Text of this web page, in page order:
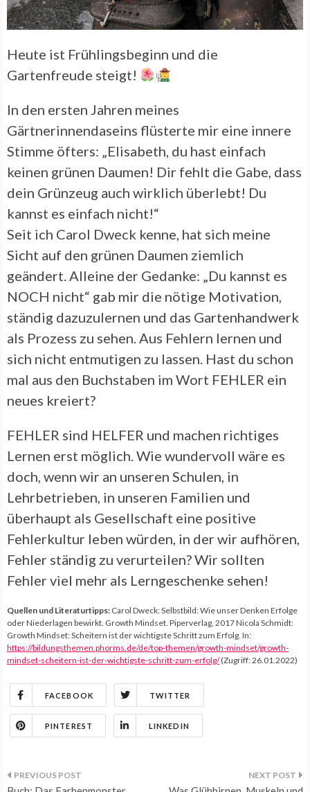
Heute ist Frühlingsbeginn und die
Gartenfreude steigt!
In den ersten Jahren meines
Gärtnerinnendaseins flüsterte mir eine innere
Stimme öfters: „Elisabeth, du hast einfach
keinen grünen Daumen! Dir fehlt die Gabe, dass
dein Grünzeug auch wirklich überlebt! Du
kannst es einfach nicht!“
Seit ich Carol Dweck kenne, hat sich meine
Sicht auf den grünen Daumen ziemlich
geändert. Alleine der Gedanke: „Du kannst es
NOCH nicht“ gab mir die nötige Motivation,
ständig dazuzulernen und das Gartenhandwerk
als Prozess zu sehen. Aus Fehlern lernen und
sich nicht entmutigen zu lassen. Hast du schon
mal aus den Buchstaben im Wort FEHLER ein
neues kreiert?
FEHLER sind HELFER und machen richtiges
Lernen erst möglich. Wie wundervoll wäre es
doch, wenn wir an unseren Schulen, in
Lehrbetrieben, in unseren Familien und
überhaupt als Gesellschaft eine positive
Fehlerkultur leben würden, in der wir aufhören,
Fehler ständig zu verurteilen? Wir sollten
Fehler viel mehr als Lerngeschenke sehen!
Quellen und Literaturtipps: Carol Dweck: Selbstbild: Wie unser Denken Erfolge
oder Niederlagen bewirkt. Growth Mindset. Piperverlag, 2017 Nicola Schmidt:
Growth Mindset: Scheitern ist der wichtigste Schritt zum Erfolg. In:
https://bildungsthemen.phorms.de/de/top-themen/growth-mindset/growth-
mindset-scheitern-ist-der-wichtigste-schritt-zum-erfolg/(Zugriff: 26.01.2022)
FACEBOOK TWITTER
PINTEREST LINKEDIN
Beitragsnavigation